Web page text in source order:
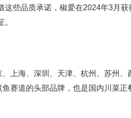
这些品质承诺，椒爱在2024年3月
海、深圳、天津、杭州、苏州、
赛道的头部品牌，也是国内川菜正